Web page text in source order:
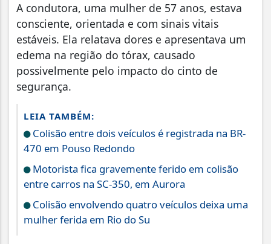
A condutora, uma mulher de 57 anos, estava
consciente, orientada e com sinais vitais
estáveis. Ela relatava dores e apresentava um
edema na região do tórax, causado
possivelmente pelo impacto do cinto de
segurança.
LEIA TAMBÉM:
Colisão entre dois veículos é registrada na BR-
470 em Pouso Redondo
Motorista fica gravemente ferido em colisão
entre carros na SC-350, em Aurora
Colisão envolvendo quatro veículos deixa uma
mulher ferida em Rio do Su